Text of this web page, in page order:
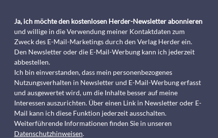
Ja, ich möchte den kostenlosen Herder-Newsletter abonnieren
und willige in die Verwendung meiner Kontaktdaten zum
Zweck des E-Mail-Marketings durch den Verlag Herder ein.
Den Newsletter oder die E-Mail-Werbung kann ich jederzeit
abbestellen.
Ich bin einverstanden, dass mein personenbezogenes
Nutzungsverhalten in Newsletter und E-Mail-Werbung erfasst
und ausgewertet wird, um die Inhalte besser auf meine
Interessen auszurichten. Über einen Link in Newsletter oder E-
Mail kann ich diese Funktion jederzeit ausschalten.
Weiterführende Informationen finden Sie in unseren
Datenschutzhinweisen.